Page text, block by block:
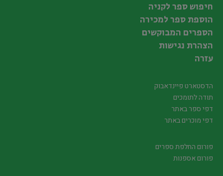
חיפוש ספר לקניה
הוספת ספר למכירה
הספרים המבוקשים
הצהרת נגישות
עזרה
הדסטארט פיינדאבוק
תודה לתומכים
דפי ספר באתר
דפי מוכרים באתר
פורום החלפת ספרים
פורום אספנות